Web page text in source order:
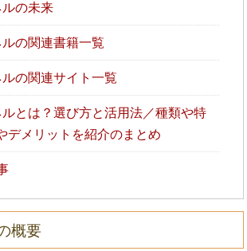
の未来
の関連書籍一覧
の関連サイト一覧
とは？選び方と活用法／種類や特
デメリットを紹介のまとめ
概要